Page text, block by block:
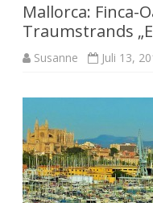
Mallorca: Finca-
Traumstrands
Susanne Juli 13,